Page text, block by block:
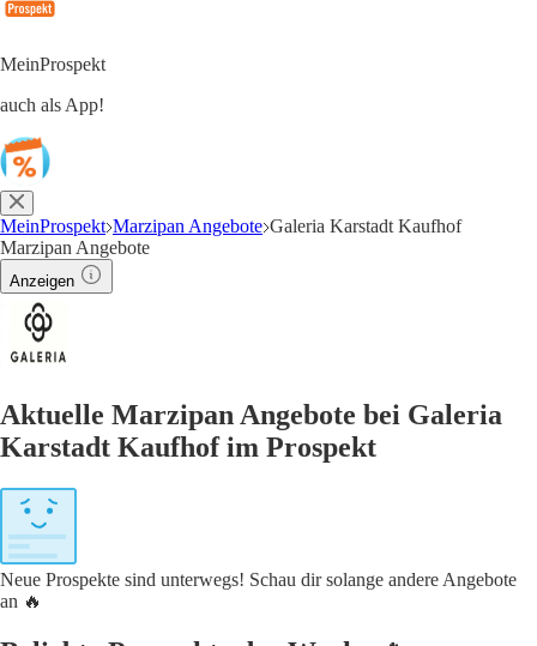
MeinProspekt
auch als App!
MeinProspekt Marzipan Angebote Galeria Karstadt Kaufhof
Marzipan Angebote
Anzeigen
Aktuelle Marzipan Angebote bei Galeria
Karstadt Kaufhof im Prospekt
Neue Prospekte sind unterwegs! Schau dir solange andere Angebote
an 🔥